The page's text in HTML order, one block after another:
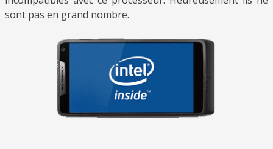
sont pas en grand nombre.